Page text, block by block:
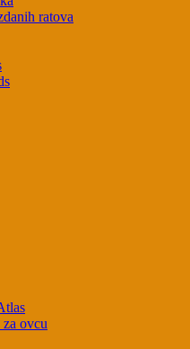
ratova
ovcu